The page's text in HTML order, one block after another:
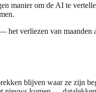
manier om de AI te
het verliezen van
blijven waar ze zijn